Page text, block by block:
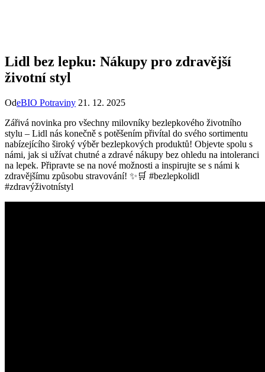
Lidl bez lepku: Nákupy pro zdravější
životní styl
OdeBIO Potraviny 21. 12. 2025
Zářivá novinka pro všechny ​milovníky bezlepkového životního
stylu – Lidl nás konečně ‍s potěšením přivítal do ​svého​ sortimentu
nabízejícího široký výběr bezlepkových produktů!⁤ Objevte spolu⁤ s
námi, jak⁣ si užívat chutné a zdravé nákupy bez ohledu na intoleranci
na lepek. ​Připravte se na nové možnosti a inspirujte se s‌ námi k
zdravějšímu způsobu stravování!⁢ ✨🛒 #bezlepkolidl
#zdravýživotnístyl